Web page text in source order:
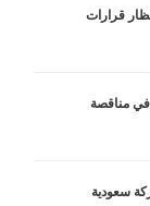
في انتظار قرارات
سعودية